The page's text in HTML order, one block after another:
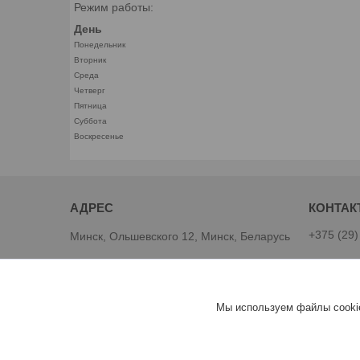
Режим работы:
День
Понедельник
Вторник
Среда
Четверг
Пятница
Суббота
Воскресенье
Минск, Ольшевского 12, Минск, Беларусь +375
Мы используем файлы